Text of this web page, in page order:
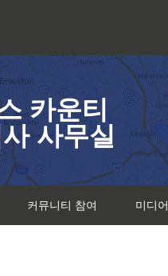
카운티
사무실
커뮤니티 참여 미디어